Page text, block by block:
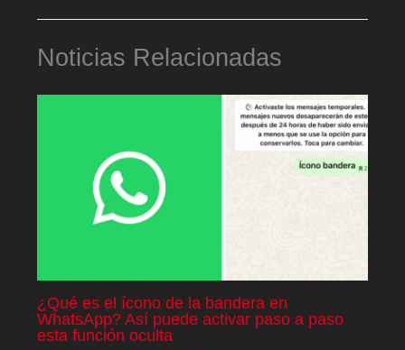
Noticias Relacionadas
¿Qué es el ícono de la bandera en
WhatsApp? Así puede activar paso a paso
esta función oculta